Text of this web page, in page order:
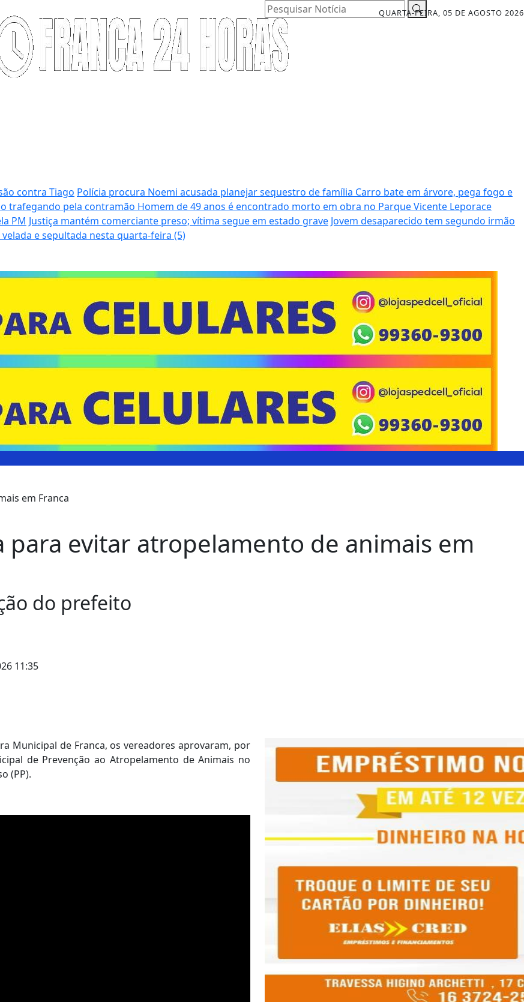
QUARTA-FEIRA, 05 DE AGOSTO 2026
Pesquisar Notícia
contra Tiago Polícia procura Noemi acusada planejar sequestro de família Carro bate em árvore, pega fogo e
trafegando pela contramão Homem de 49 anos é encontrado morto em obra no Parque Vicente Leporace
PM Justiça mantém comerciante preso; vítima segue em estado grave Jovem desaparecido tem segundo irmão
velada e sepultada nesta quarta-feira (5)
para evitar atropelamento de animais em
do prefeito
11:35
Municipal de Franca, os vereadores aprovaram, por
de Prevenção ao Atropelamento de Animais no
(PP).